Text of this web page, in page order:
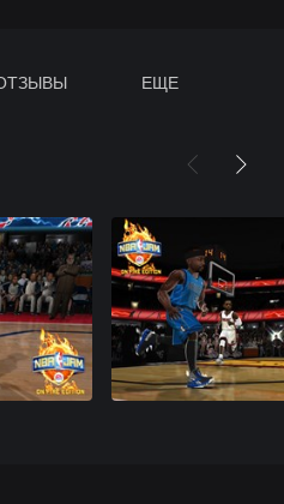
ЕЩЕ